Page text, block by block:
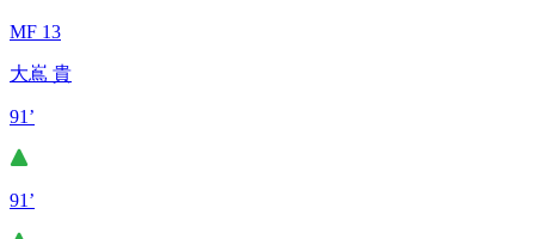
MF 13
大嶌 貴
91’
91’